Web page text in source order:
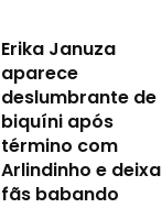
Erika Januza
aparece
deslumbrante de
biquíni após
término com
Arlindinho e deixa
fãs babando